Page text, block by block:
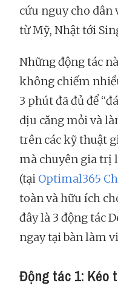
cứu nguy cho dân
từ Mỹ, Nhật tới
Những động tác
không chiếm
3 phút đã đủ để
dịu căng mỏi và
trên các kỹ thuật
mà chuyên gia trị
(tại Optimal365
toàn và hữu ích
đây là 3 động tác
ngay tại bàn làm
Động tác 1: Kéo